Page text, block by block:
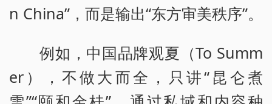
n China”，而是输出“东方审美秩序”。
例如，中国品牌观夏（To Summ
er），不做大而全，只讲“昆仑煮